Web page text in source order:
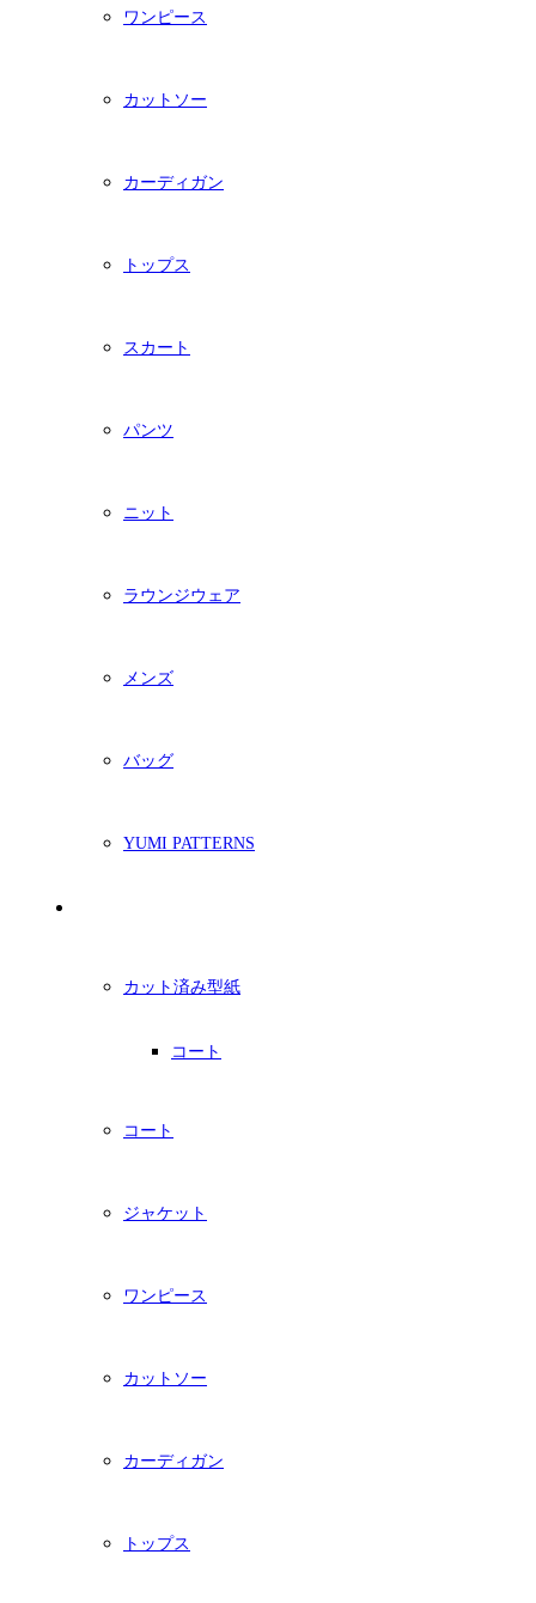
ワンピース
カットソー
カーディガン
トップス
スカート
パンツ
ニット
ラウンジウェア
メンズ
バッグ
YUMI PATTERNS
カット済み型紙
コート
コート
ジャケット
ワンピース
カットソー
カーディガン
トップス